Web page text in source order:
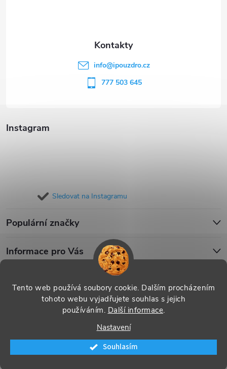
Tento web používá soubory cookie. Dalším procházením
tohoto webu vyjadřujete souhlas s jejich
používáním. Další informace.
Nastavení
Souhlasím
Instagram
Sledovat na Instagramu
Populární značky
Informace pro Vás
info@ipouzdro.cz
777 503 645
Vytvořil Shoptet
Copyright 2026 . Všechna práva vyhrazena.
nastavení cookies